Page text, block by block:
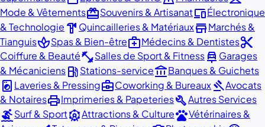
Mode & VêtementsredeemSouvenirs & ArtisanatdevicesÉlectronique
& Technologie hardware Quincailleries & MatériauxstoreMarchés &
TianguisspaSpas & Bien-êtremedical_servicesMédecins & Dentistescontent_cut
Coiffure & Beautéfitness_centerSalles de Sport & Fitnesscar_repair Garages
& Mécanicienslocal_gas_stationStations-serviceaccount_balanceBanques & Guichets
local_laundry_service Laveries & Pressingbusiness_centerCoworking & BureauxgavelAvocats
& NotairesprintImprimeries & PapeteriesbuildAutres Services
surfingSurf & SportattractionsAttractions & CulturepetsVétérinaires &